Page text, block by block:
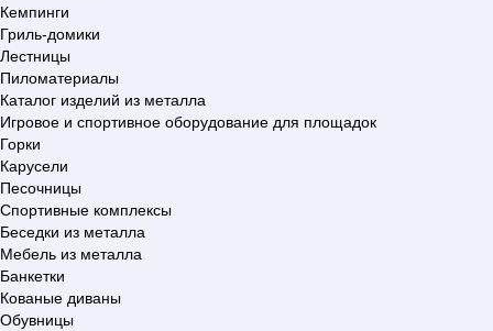
Кемпинги
Гриль-домики
Лестницы
Пиломатериалы
Каталог изделий из металла
Игровое и спортивное оборудование для площадок
Горки
Карусели
Песочницы
Спортивные комплексы
Беседки из металла
Мебель из металла
Банкетки
Кованые диваны
Обувницы